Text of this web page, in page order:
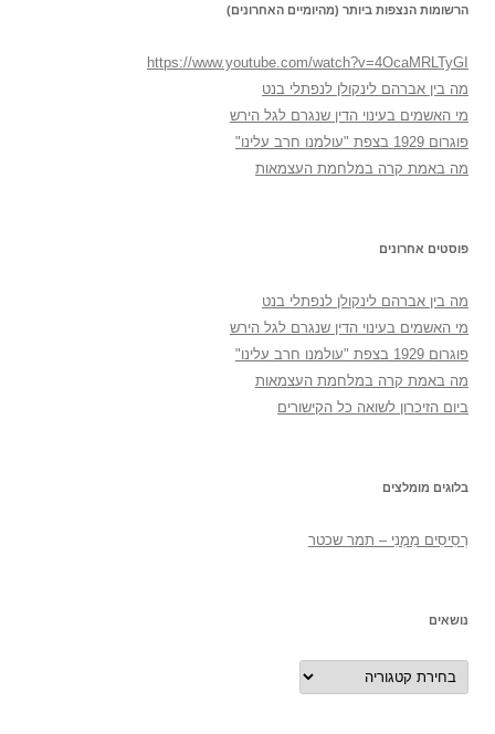
הרשומות הנצפות ביותר (מהיומיים האחרונים)
https://www.youtube.com/watch?v=4OcaMRLTyGI
מה בין אברהם לינקולן לנפתלי בנט
מי האשמים בעינוי הדין שנגרם לגל הירש
פוגרום 1929 בצפת "עולמנו חרב עלינו"
מה באמת קרה במלחמת העצמאות
פוסטים אחרונים
מה בין אברהם לינקולן לנפתלי בנט
מי האשמים בעינוי הדין שנגרם לגל הירש
פוגרום 1929 בצפת "עולמנו חרב עלינו"
מה באמת קרה במלחמת העצמאות
ביום הזיכרון לשואה כל הקישורים
בלוגים מומלצים
רְסִיסִים מִמֶנִי – תמר שכטר
נושאים
נושאים